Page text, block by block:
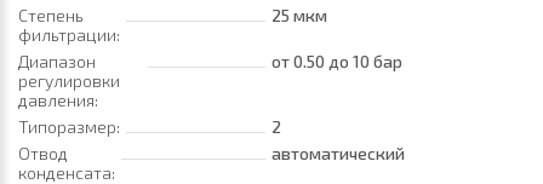
Степень
фильтрации:
25 мкм
Диапазон
регулировки
давления:
от 0.50 до 10 бар
Типоразмер:
2
Отвод
конденсата:
автоматический